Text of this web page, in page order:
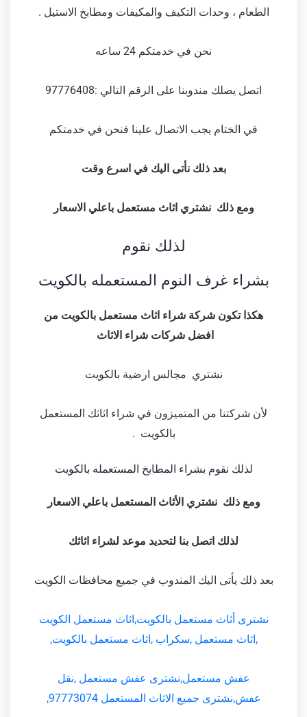
الطعام ، وحدات التكيف والمكيفات ومطابخ الاستيل .
نحن في خدمتكم 24 ساعه
اتصل يصلك مندوبنا على الرقم التالي :97776408
في الختام يجب الاتصال علينا فنحن في خدمتكم
بعد ذلك نأتى اليك في اسرع وقت
ومع ذلك نشتري اثاث مستعمل باعلي الاسعار
لذلك نقوم
بشراء غرف النوم المستعمله بالكويت
هكذا تكون شركة شراء اثاث مستعمل بالكويت من
افضل شركات شراء الاثاث
نشتري مجالس ارضية بالكويت
لأن شركتنا من المتميزون في شراء اثاثك المستعمل
بالكويت .
لذلك نقوم بشراء المطابخ المستعمله بالكويت
ومع ذلك نشتري الأثاث المستعمل باعلي الاسعار
لذلك اتصل بنا لتحديد موعد لشراء اثاثك
بعد ذلك يأتى اليك المندوب في جميع محافظات الكويت
نشترى أثاث مستعمل بالكويت,اثاث مستعمل الكويت
,اثاث مستعمل ,سكراب ,اثاث مستعمل بالكويت,
عفش مستعمل,نشترى عفش مستعمل ,نقل
عفش,نشترى جميع الاثاث المستعمل 97773074,